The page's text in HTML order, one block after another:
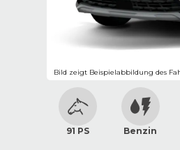
Bild zeigt Beispielabbildung des
91 PS Benzin